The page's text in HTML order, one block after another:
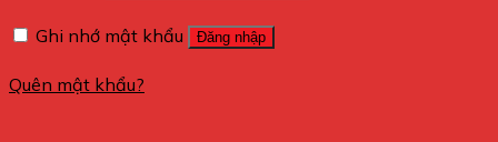
Ghi nhớ mật khẩu Đăng nhập
Quên mật khẩu?